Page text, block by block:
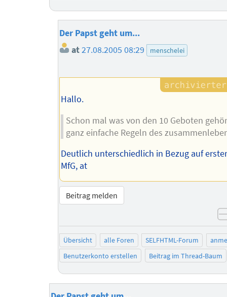
Der Papst geht um...
at27.08.2005 08:29 menschelei
Hallo.
Schon mal was von den 10 Geboten
ganz einfache Regeln des
Deutlich unterschiedlich in Bezug auf
MfG, at
Beitrag melden
Übersicht alle Foren SELFHTML-Forum
Benutzerkonto erstellen
Beitrag im Thread-Baum